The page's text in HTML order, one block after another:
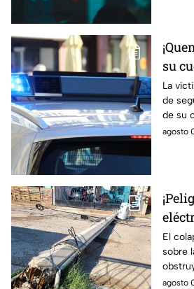
su
una
La
de
de su
de
agosto
El
sobre
agosto